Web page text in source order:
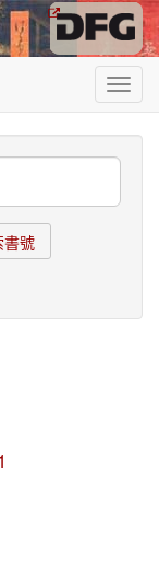
書號